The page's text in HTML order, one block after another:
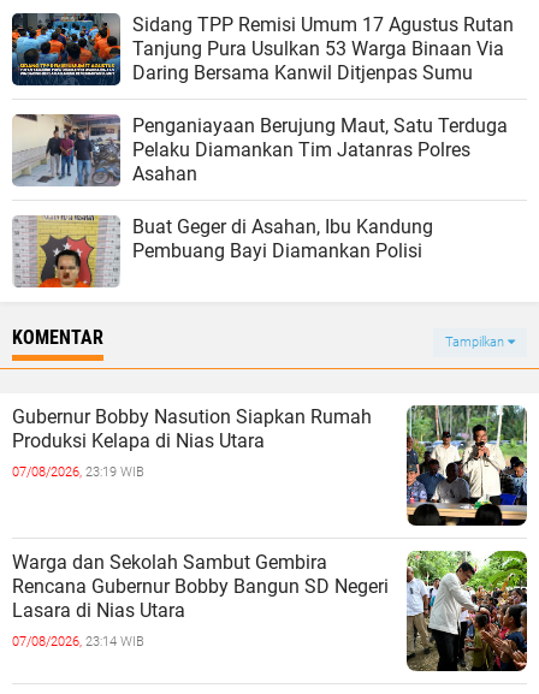
Sidang TPP Remisi Umum 17 Agustus Rutan
Tanjung Pura Usulkan 53 Warga Binaan Via
Daring Bersama Kanwil Ditjenpas Sumu
Penganiayaan Berujung Maut, Satu Terduga
Pelaku Diamankan Tim Jatanras Polres
Asahan
Buat Geger di Asahan, Ibu Kandung
Pembuang Bayi Diamankan Polisi
KOMENTAR Tampilkan
Gubernur Bobby Nasution Siapkan Rumah
Produksi Kelapa di Nias Utara
07/08/2026, 23:19 WIB
Warga dan Sekolah Sambut Gembira
Rencana Gubernur Bobby Bangun SD Negeri
Lasara di Nias Utara
07/08/2026, 23:14 WIB